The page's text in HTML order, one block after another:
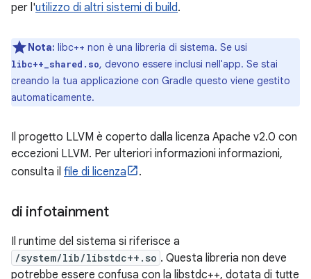
per l'utilizzo di altri sistemi di build.
Nota: libc++ non è una libreria di sistema. Se usi
libc++_shared.so, devono essere inclusi nell'app. Se stai
creando la tua applicazione con Gradle questo viene gestito
automaticamente.
Il progetto LLVM è coperto dalla licenza Apache v2.0 con
eccezioni LLVM. Per ulteriori informazioni informazioni,
consulta il file di licenza .
di infotainment
Il runtime del sistema si riferisce a
/system/lib/libstdc++.so . Questa libreria non deve
potrebbe essere confusa con la libstdc++, dotata di tutte